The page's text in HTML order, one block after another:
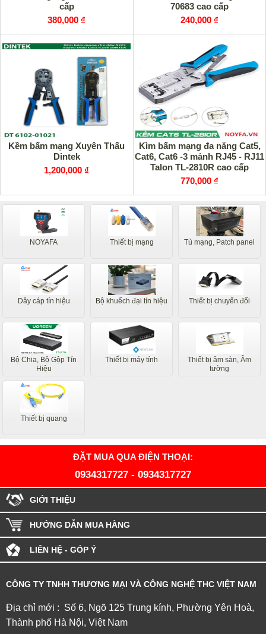
cấp
380,000 ₫
70683 cao cấp
240,000 ₫
Kềm bấm mạng Xuyên Thấu
Dintek
1,200,000 ₫
Kìm bấm mạng đa năng Cat5,
Cat6, Cat6 -3 mảnh RJ45 - RJ11
Talon TL-2810R cao cấp
770,000 ₫
NOYAFA Thiết bị mạng Tủ mạng, Patch panel
Dây cáp tín hiệu Bộ khuếch đại tín hiệu Thiết bị chuyển đổi
Bộ Chia, Bộ Gộp Tín
Hiệu
Thiết bị máy tính
Thiết bị âm sàn, Âm
tường
Thiết bị quang
ĐẶT MUA QUA ĐIỆN THOẠI:
0934317727 - 0934317727
GIỚI THIỆU
HƯỚNG DẪN MUA HÀNG
LIÊN HỆ - GÓP Ý
CÔNG TY TNHH THƯƠNG MẠI VÀ CÔNG NGHỆ THC VIỆT NAM
Địa chỉ mới : Số 6, Ngõ 125 Trung kính, Phường Yên Hoà,
Thành phố Hà Nội, Việt Nam